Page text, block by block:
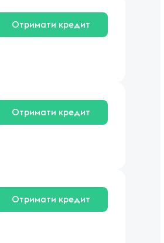
Отримати кредит
Отримати кредит
Отримати кредит